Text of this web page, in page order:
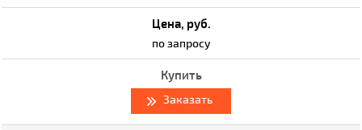
по запросу
Заказать